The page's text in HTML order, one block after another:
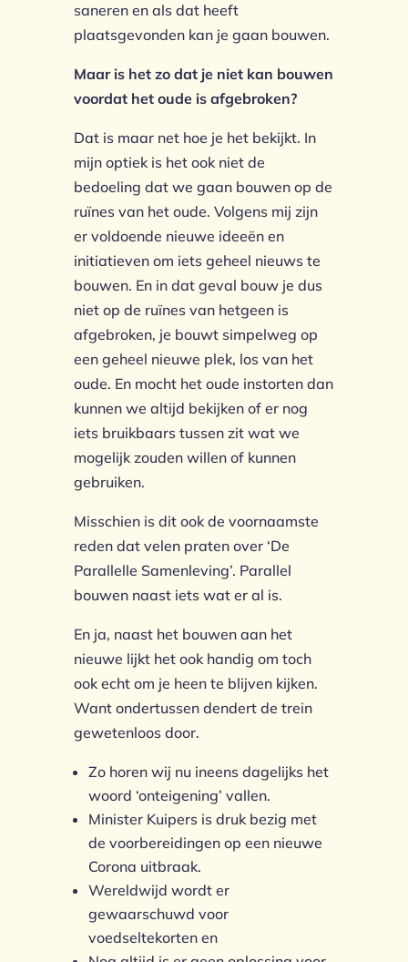
saneren en als dat heeft
plaatsgevonden kan je gaan bouwen.
Maar is het zo dat je niet kan bouwen
voordat het oude is afgebroken?
Dat is maar net hoe je het bekijkt. In
mijn optiek is het ook niet de
bedoeling dat we gaan bouwen op de
ruïnes van het oude. Volgens mij zijn
er voldoende nieuwe ideeën en
initiatieven om iets geheel nieuws te
bouwen. En in dat geval bouw je dus
niet op de ruïnes van hetgeen is
afgebroken, je bouwt simpelweg op
een geheel nieuwe plek, los van het
oude. En mocht het oude instorten dan
kunnen we altijd bekijken of er nog
iets bruikbaars tussen zit wat we
mogelijk zouden willen of kunnen
gebruiken.
Misschien is dit ook de voornaamste
reden dat velen praten over ‘De
Parallelle Samenleving’. Parallel
bouwen naast iets wat er al is.
En ja, naast het bouwen aan het
nieuwe lijkt het ook handig om toch
ook echt om je heen te blijven kijken.
Want ondertussen dendert de trein
gewetenloos door.
Zo horen wij nu ineens dagelijks het
woord ‘onteigening’ vallen.
Minister Kuipers is druk bezig met
de voorbereidingen op een nieuwe
Corona uitbraak.
Wereldwijd wordt er
gewaarschuwd voor
voedseltekorten en